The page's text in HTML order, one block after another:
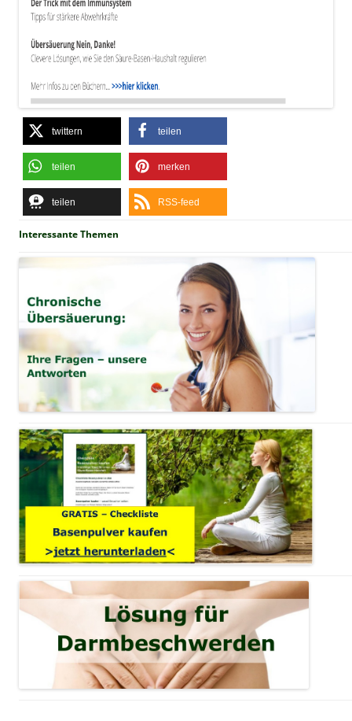
twittern teilen
teilen merken
teilen RSS-feed
Interessante Themen